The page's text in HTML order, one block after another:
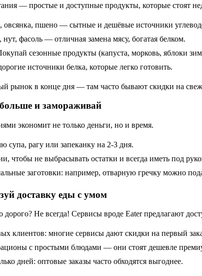
— простые и доступные продукты, которые стоят
овсянка, пшено — сытные и дешёвые источники
фасоль — отличная замена мясу, богатая белком.
сезонные продукты (капуста, морковь, яблоки
источники белка, которые легко готовить.
рынок в конце дня — там часто бывают скидки на
и замораживай
экономит не только деньги, но и время.
супа, рагу или запеканку на 2-3 дня.
чтобы не выбрасывать остатки и всегда иметь под
заготовки: например, отварную гречку можно
доставку еды с умом
Не всегда! Сервисы вроде Eater предлагают
клиентов: многие сервисы дают скидки на первый
с простыми блюдами — они стоят дешевле
дней: оптовые заказы часто обходятся выгоднее.